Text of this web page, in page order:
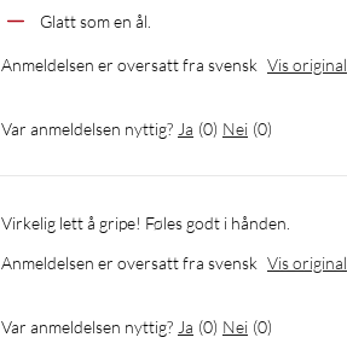
Glatt som en ål.
Anmeldelsen er oversatt fra svensk Vis original
Var anmeldelsen nyttig? Ja (0) Nei (0)
Virkelig lett å gripe! Føles godt i hånden.
Anmeldelsen er oversatt fra svensk Vis original
Var anmeldelsen nyttig? Ja (0) Nei (0)